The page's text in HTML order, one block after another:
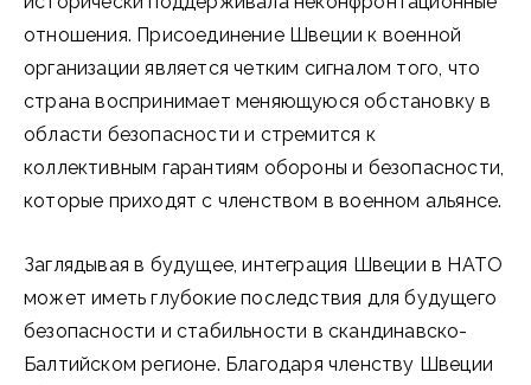
отношения. Присоединение Швеции к военной
организации является четким сигналом того, что
страна воспринимает меняющуюся обстановку в
области безопасности и стремится к
коллективным гарантиям обороны и безопасности,
которые приходят с членством в военном альянсе.
Заглядывая в будущее, интеграция Швеции в НАТО
может иметь глубокие последствия для будущего
безопасности и стабильности в скандинавско-
Балтийском регионе. Благодаря членству Швеции